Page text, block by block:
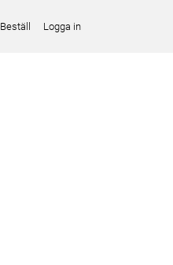
Beställ Logga in